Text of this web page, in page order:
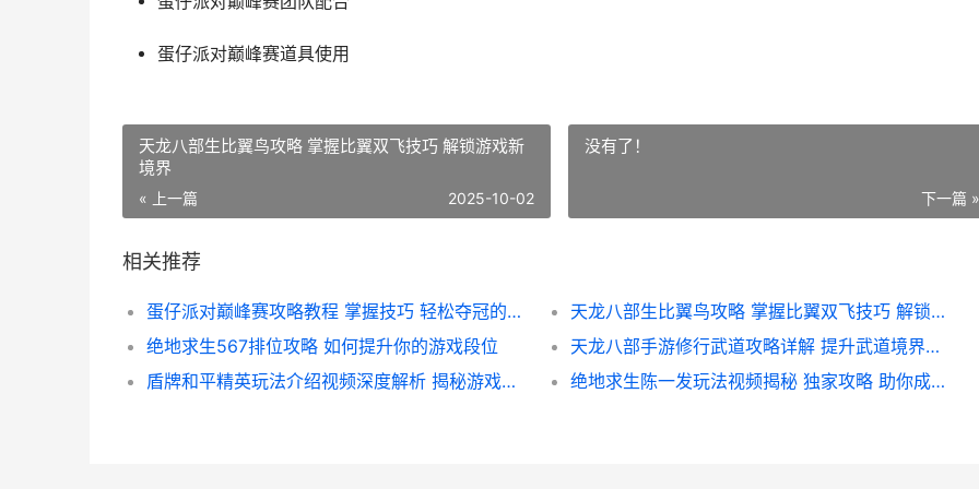
蛋仔派对巅峰赛道具使用
天龙八部生比翼鸟攻略 掌握比翼双飞技巧 解锁游戏新
境界
« 上一篇 2025-10-02
没有了！
下一篇 »
相关推荐
蛋仔派对巅峰赛攻略教程 掌握技巧 轻松夺冠的必备指南
天龙八部生比翼鸟攻略 掌握比翼双飞技巧 解锁游戏新境界
绝地求生567排位攻略 如何提升你的游戏段位
天龙八部手游修行武道攻略详解 提升武道境界必备技巧
盾牌和平精英玩法介绍视频深度解析 揭秘游戏策略与技巧
绝地求生陈一发玩法视频揭秘 独家攻略 助你成为战场高手